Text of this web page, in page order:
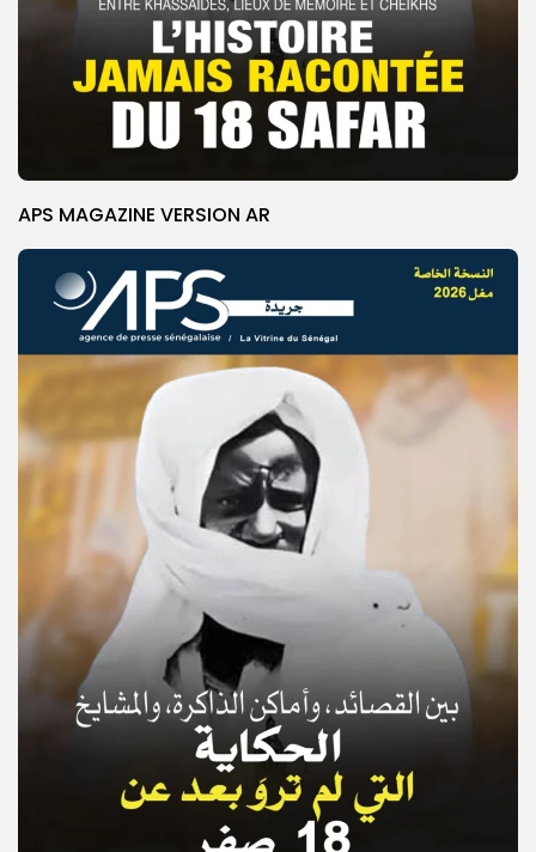
© Copyright 2025, APS
APS MAGAZINE VERSION AR